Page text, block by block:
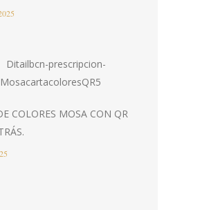
COLORES MOSA CON QR